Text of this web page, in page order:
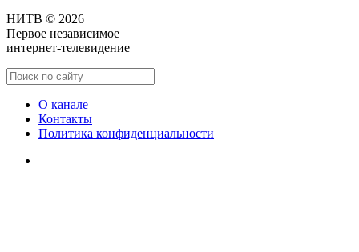
НИТВ © 2026
Первое независимое
интернет-телевидение
О канале
Контакты
Политика конфиденциальности